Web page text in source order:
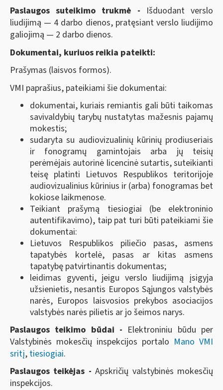
Paslaugos suteikimo trukmė - Išduodant verslo
liudijimą — 4 darbo dienos, pratęsiant verslo liudijimo
galiojimą — 2 darbo dienos.
Dokumentai, kuriuos reikia pateikti:
Prašymas (laisvos formos).
VMI paprašius, pateikiami šie dokumentai:
dokumentai, kuriais remiantis gali būti taikomas
savivaldybių tarybų nustatytas mažesnis pajamų
mokestis;
sudaryta su audiovizualinių kūrinių prodiuseriais
ir fonogramų gamintojais arba jų teisių
perėmėjais autorinė licencinė sutartis, suteikianti
teisę platinti Lietuvos Respublikos teritorijoje
audiovizualinius kūrinius ir (arba) fonogramas bet
kokiose laikmenose.
Teikiant prašymą tiesiogiai (be elektroninio
autentifikavimo), taip pat turi būti pateikiami šie
dokumentai:
Lietuvos Respublikos piliečio pasas, asmens
tapatybės kortelė, pasas ar kitas asmens
tapatybę patvirtinantis dokumentas;
leidimas gyventi, jeigu verslo liudijimą įsigyja
užsienietis, nesantis Europos Sąjungos valstybės
narės, Europos laisvosios prekybos asociacijos
valstybės narės pilietis ar jo šeimos narys.
Paslaugos teikimo būdai - Elektroniniu būdu per
Valstybinės mokesčių inspekcijos portalo Mano VMI
sritį, tiesiogiai.
Paslaugos teikėjas -Apskričių valstybinės mokesčių
inspekcijos.